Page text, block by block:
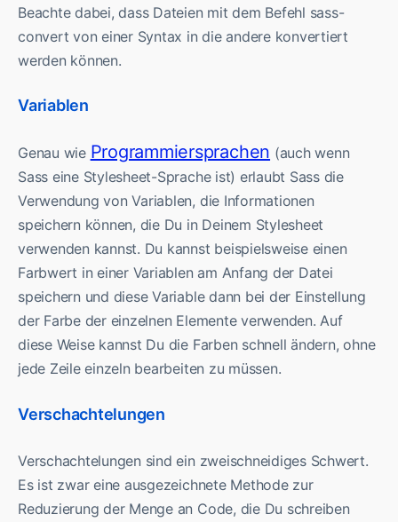
Beachte dabei, dass Dateien mit dem Befehl sass-
convert von einer Syntax in die andere konvertiert
werden können.
Variablen
Genau wie Programmiersprachen (auch wenn
Sass eine Stylesheet-Sprache ist) erlaubt Sass die
Verwendung von Variablen, die Informationen
speichern können, die Du in Deinem Stylesheet
verwenden kannst. Du kannst beispielsweise einen
Farbwert in einer Variablen am Anfang der Datei
speichern und diese Variable dann bei der Einstellung
der Farbe der einzelnen Elemente verwenden. Auf
diese Weise kannst Du die Farben schnell ändern, ohne
jede Zeile einzeln bearbeiten zu müssen.
Verschachtelungen
Verschachtelungen sind ein zweischneidiges Schwert.
Es ist zwar eine ausgezeichnete Methode zur
Reduzierung der Menge an Code, die Du schreiben